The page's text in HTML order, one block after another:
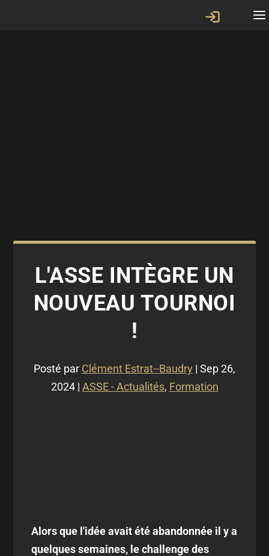
L'ASSE INTÈGRE UN
NOUVEAU TOURNOI
!
Posté par Clément Estrat--Baudry | Sep 26,
2024| ASSE - Actualités, Formation
Alors que l'idée avait été abandonnée il y a
quelques semaines, le challenge des